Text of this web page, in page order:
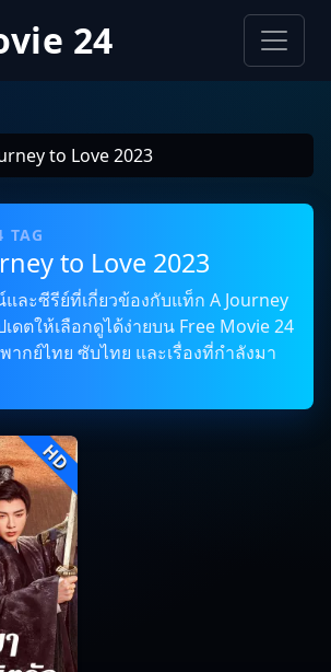
24
to Love 2023
TAG
to Love 2023
ละซีรีย์ที่เกี่ยวข้องกับแท็ก A Journey
ดตให้เลือกดูได้ง่ายบน Free Movie 24
กย์ไทย ซับไทย และเรื่องที่กำลังมา
HD